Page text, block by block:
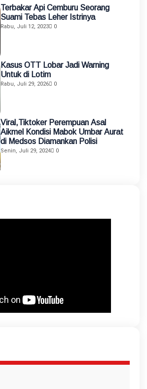
Terbakar Api Cemburu Seorang
Suami Tebas Leher Istrinya
Rabu, Juli 12, 2023 0
Kasus OTT Lobar Jadi Warning
Untuk di Lotim
Rabu, Juli 29, 2026 0
Viral,Tiktoker Perempuan Asal
Aikmel Kondisi Mabok Umbar Aurat
di Medsos Diamankan Polisi
Senin, Juli 29, 2024 0